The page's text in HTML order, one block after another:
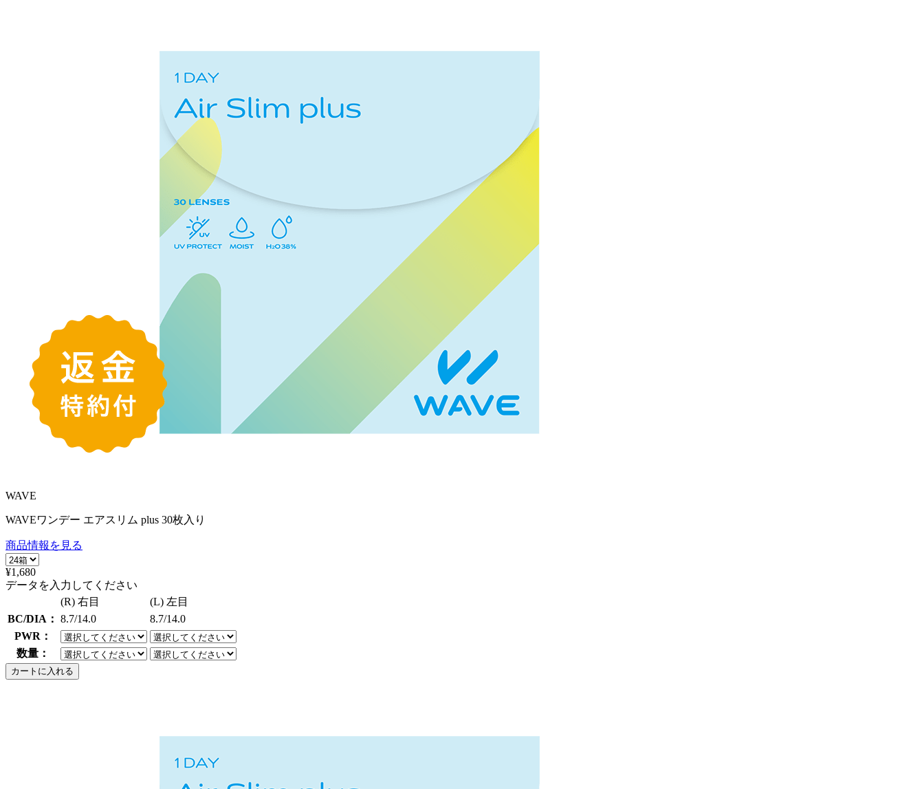
WAVE
WAVEワンデー エアスリム plus 30枚入り
商品情報を見る
¥1,680
データを入力してください
(R) 右目
(L) 左目
BC/DIA： 8.7/14.0
8.7/14.0
PWR：
数量：
カートに入れる